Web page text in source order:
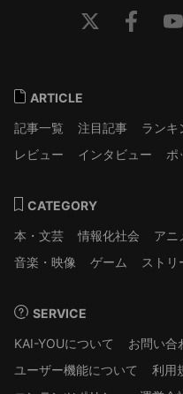
ARTICLE
記事一覧
注目記事 ランキ
レビュー
インタビュー ポ
CATEGORY
本・文芸
情報化社会 アニ
音楽・映像
ゲーム ストリ
SERVICE
KAI-YOUについて
お問い合
ユーザー機能について
利用